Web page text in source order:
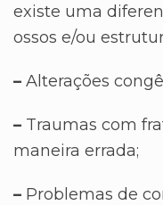
existe uma
ossos e/ou
– Alterações
– Traumas com
maneira errada;
– Problemas de